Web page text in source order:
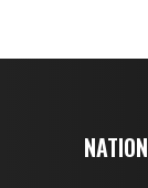
NATION